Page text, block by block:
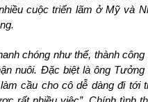
cuộc triển lãm ở Mỹ và
chóng như thế, thành
nuôi. Đặc biệt là ông
cầu cho cô dễ dàng đi tới